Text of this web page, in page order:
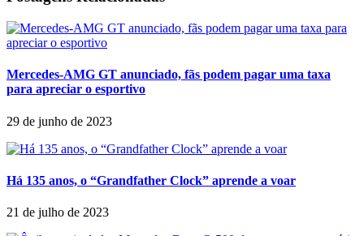
Mercedes-AMG GT anunciado, fãs podem pagar uma taxa
para apreciar o esportivo
29 de junho de 2023
Há 135 anos, o “Grandfather Clock” aprende a voar
21 de julho de 2023